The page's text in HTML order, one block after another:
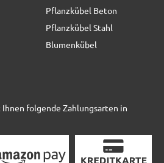
79,00 € *
Pflanzkübel Beton
Pflanzkübel Stahl
Blumenkübel
folgende Zahlungsarten in